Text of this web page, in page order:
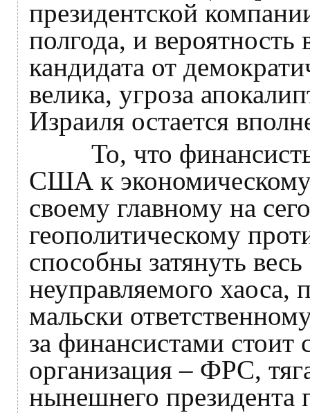
президентской
полгода, и
кандидата от
велика, угроза
Израиля остается
То, что финансисты
США к
своему главному на
геополитическому
способны затянуть
неуправляемого
мальски
за финансистами
организация – ФРС,
нынешнего президента